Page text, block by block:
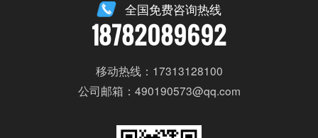
全国免费咨询热线
18782089692
移动热线：17313128100
公司邮箱：490190573@qq.com